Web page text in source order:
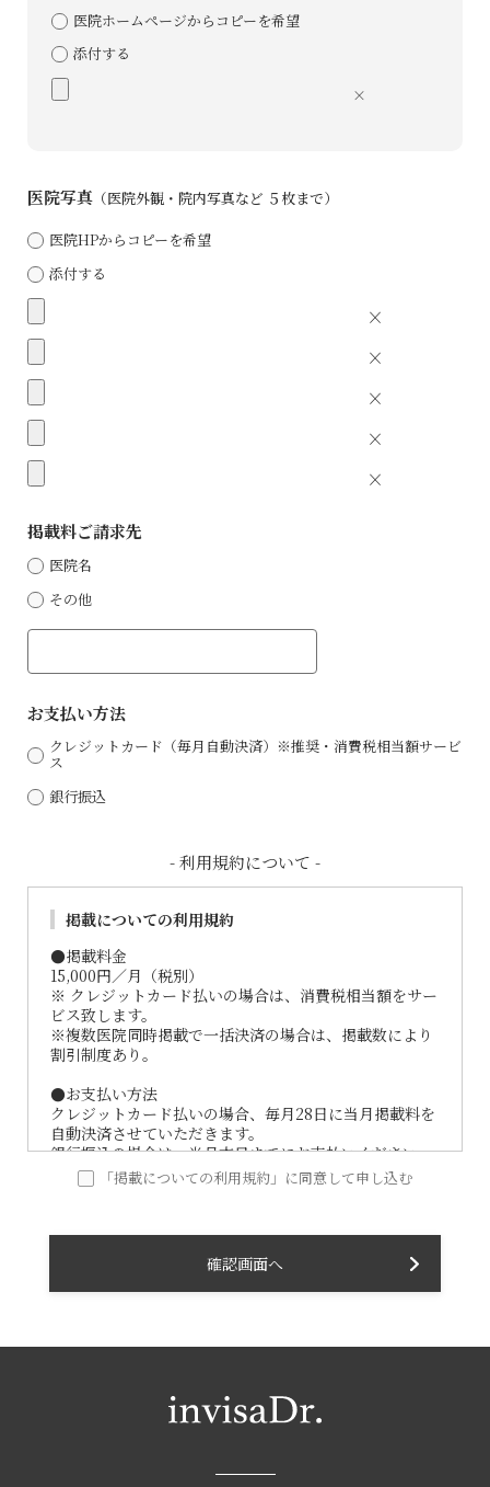
医院ホームページからコピーを希望
添付する
×
医院写真 （医院外観・院内写真など ５枚まで）
医院HPからコピーを希望
添付する
×
×
×
×
×
掲載料ご請求先
医院名
その他
お⽀払い⽅法
クレジットカード（毎⽉⾃動決済）※推奨・消費税相当額サービ
ス
銀⾏振込
- 利⽤規約について -
掲載についての利⽤規約
●掲載料金
15,000円／月（税別）
※ クレジットカード払いの場合は、消費税相当額をサー
ビス致します。
※複数医院同時掲載で一括決済の場合は、掲載数により
割引制度あり。
●お支払い方法
クレジットカード払いの場合、毎月28日に当月掲載料を
自動決済させていただきます。
銀行振込の場合は、当月末日までにお支払いください。
尚、振込手数料についてはご負担をお願い致します。
有料掲載開始月より１年間。
１年後以降、お申し出のない限り毎月自動更新されま
情報掲載・編集規定を定めております。万一、当規定に
２、掲載内容に変更が生じた場合は速やかに当社までご
かったことによるトラブルは、当社ではいかなる責任も
「掲載についての利⽤規約」に同意して申し込む